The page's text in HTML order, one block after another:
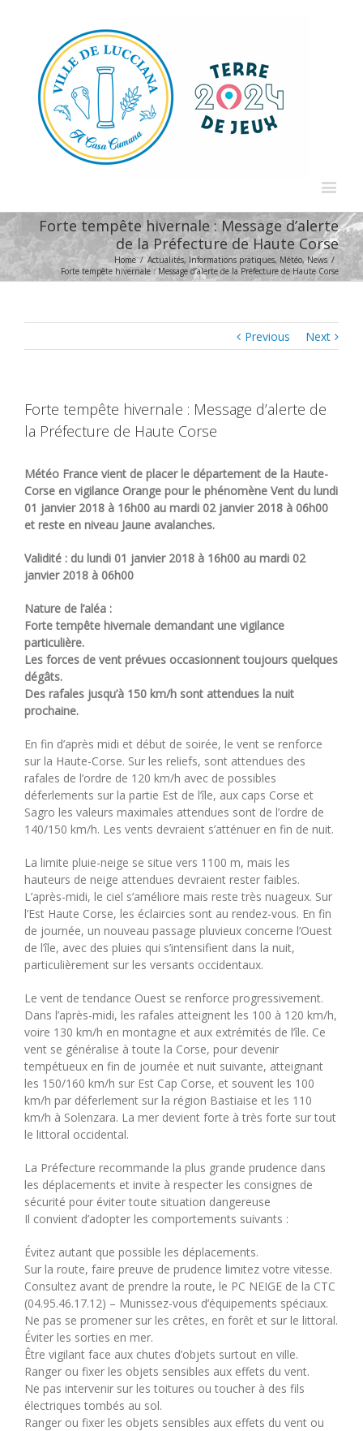
Forte tempête hivernale : Message d’alerte
de la Préfecture de Haute Corse
Home / Actualités, Informations pratiques, Météo,News /
Forte tempête hivernale : Message d’alerte de la Préfecture de Haute Corse
Previous Next
Forte tempête hivernale : Message d’alerte de
la Préfecture de Haute Corse
Météo France vient de placer le département de la Haute-
Corse en vigilance Orange pour le phénomène Vent du lundi
01 janvier 2018 à 16h00 au mardi 02 janvier 2018 à 06h00
et reste en niveau Jaune avalanches.
Validité : du lundi 01 janvier 2018 à 16h00 au mardi 02
janvier 2018 à 06h00
Nature de l’aléa :
Forte tempête hivernale demandant une vigilance
particulière.
Les forces de vent prévues occasionnent toujours quelques
dégâts.
Des rafales jusqu’à 150 km/h sont attendues la nuit
prochaine.
En fin d’après midi et début de soirée, le vent se renforce
sur la Haute-Corse. Sur les reliefs, sont attendues des
rafales de l’ordre de 120 km/h avec de possibles
déferlements sur la partie Est de l’île, aux caps Corse et
Sagro les valeurs maximales attendues sont de l’ordre de
140/150 km/h. Les vents devraient s’atténuer en fin de nuit.
La limite pluie-neige se situe vers 1100 m, mais les
hauteurs de neige attendues devraient rester faibles.
L’après-midi, le ciel s’améliore mais reste très nuageux. Sur
l’Est Haute Corse, les éclaircies sont au rendez-vous. En fin
de journée, un nouveau passage pluvieux concerne l’Ouest
de l’île, avec des pluies qui s’intensifient dans la nuit,
particulièrement sur les versants occidentaux.
Le vent de tendance Ouest se renforce progressivement.
Dans l’après-midi, les rafales atteignent les 100 à 120 km/h,
voire 130 km/h en montagne et aux extrémités de l’île. Ce
vent se généralise à toute la Corse, pour devenir
tempétueux en fin de journée et nuit suivante, atteignant
les 150/160 km/h sur Est Cap Corse, et souvent les 100
km/h par déferlement sur la région Bastiaise et les 110
km/h à Solenzara. La mer devient forte à très forte sur tout
le littoral occidental.
La Préfecture recommande la plus grande prudence dans
les déplacements et invite à respecter les consignes de
sécurité pour éviter toute situation dangereuse
Il convient d’adopter les comportements suivants :
Évitez autant que possible les déplacements.
Sur la route, faire preuve de prudence limitez votre vitesse.
Consultez avant de prendre la route, le PC NEIGE de la CTC
(04.95.46.17.12) – Munissez-vous d’équipements spéciaux.
Ne pas se promener sur les crêtes, en forêt et sur le littoral.
Éviter les sorties en mer.
Être vigilant face aux chutes d’objets surtout en ville.
Ranger ou fixer les objets sensibles aux effets du vent.
Ne pas intervenir sur les toitures ou toucher à des fils
électriques tombés au sol.
Ranger ou fixer les objets sensibles aux effets du vent ou